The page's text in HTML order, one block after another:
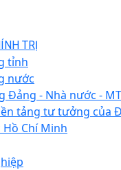
TRỊ
tỉnh
nước
Đảng - Nhà nước -
tảng tư tưởng của
Chí Minh